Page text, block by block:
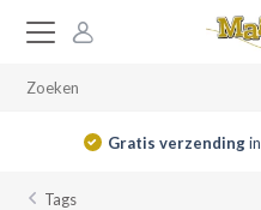
Gratis verzendingin
Tags